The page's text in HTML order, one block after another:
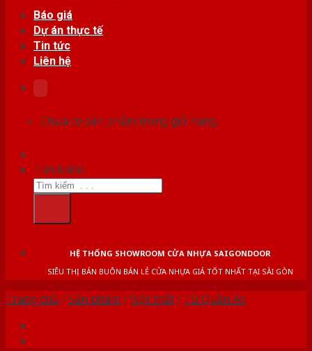
Báo giá
Dự án thực tế
Tin tức
Liên hệ
Chưa có sản phẩm trong giỏ hàng.
Tìm kiếm:
HỆ THỐNG SHOWROOM CỬA NHỰA SAIGONDOOR
SIÊU THỊ BÁN BUÔN BÁN LẺ CỬA NHỰA GIÁ TỐT NHẤT TẠI SÀI GÒN
Trang chủ /Sản phẩm / Nội thất/ Tủ Quần Áo